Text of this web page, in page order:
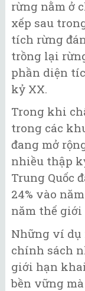
rừng nằm ở
xếp sau
tích rừng
trồng lại
phần diện
kỷ XX.
Trong khi
trong các
đang mở
nhiều thập
Trung Quốc
24% vào
năm thế
Những ví dụ
chính sách
giới hạn
bền vững